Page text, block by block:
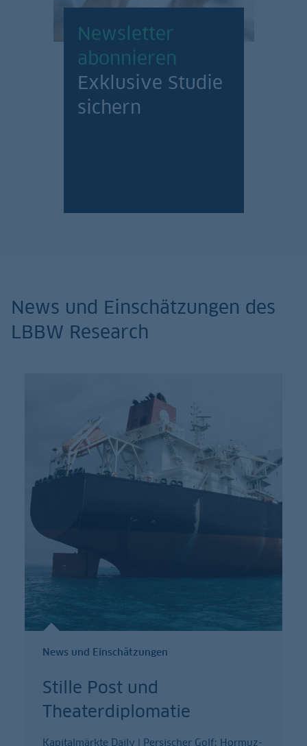
Newsletter
abonnieren
Exklusive Studie
sichern
News und Einschätzungen des
LBBW Research
News und Einschätzungen
Stille Post und
Theaterdiplomatie
Kapitalmärkte Daily | Persischer Golf: Hormuz-